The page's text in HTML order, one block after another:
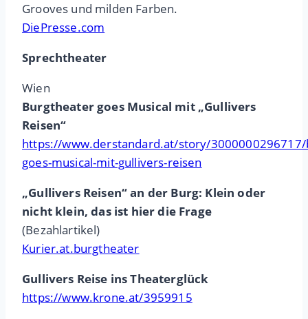
Grooves und milden Farben.
DiePresse.com
Sprechtheater
Wien
Burgtheater goes Musical mit „Gullivers
Reisen“
https://www.derstandard.at/story/
goes-musical-mit-gullivers-reisen
„Gullivers Reisen“ an der Burg: Klein oder
nicht klein, das ist hier die Frage
(Bezahlartikel)
Kurier.at.burgtheater
Gullivers Reise ins Theaterglück
https://www.krone.at/3959915